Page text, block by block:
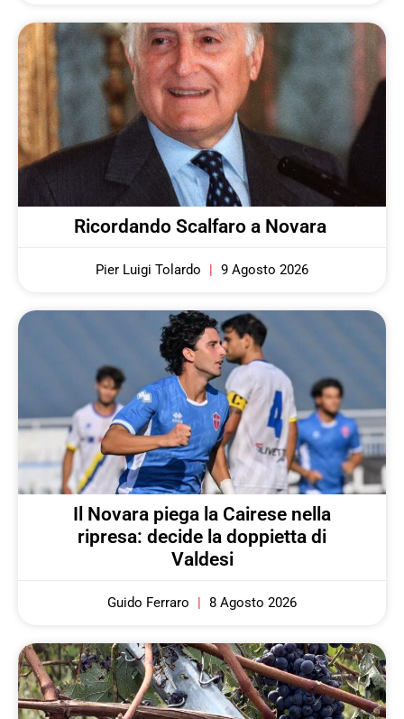
Ricordando Scalfaro a Novara
Pier Luigi Tolardo 9 Agosto 2026
Il Novara piega la Cairese nella
ripresa: decide la doppietta di
Valdesi
Guido Ferraro 8 Agosto 2026